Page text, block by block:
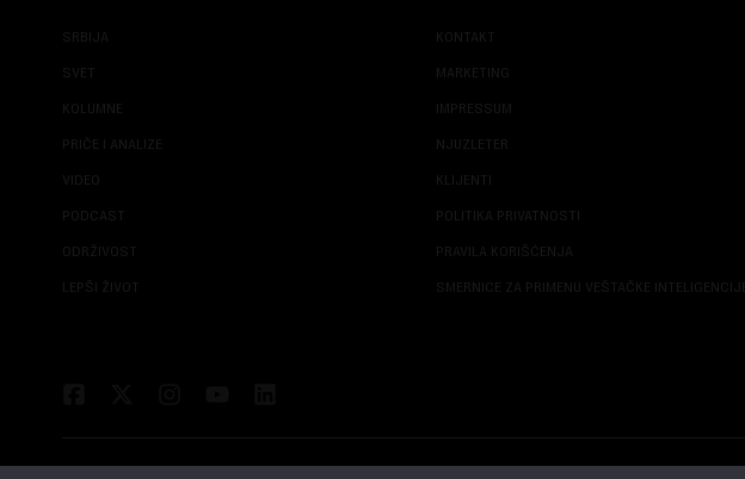
SRBIJA
SVET
KOLUMNE
PRIČE I ANALIZE
VIDEO
PODCAST
ODRŽIVOST
LEPŠI ŽIVOT
KONTAKT
MARKETING
IMPRESSUM
NJUZLETER
KLIJENTI
POLITIKA PRIVATNOSTI
PRAVILA KORIŠĆENJA
SMERNICE ZA PRIMENU VEŠTAČKE INTELIGENCIJE